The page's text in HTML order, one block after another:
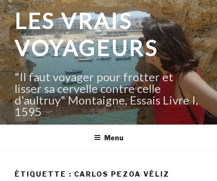
Aller
au
contenu
principal
LES VRAIS
VOYAGEURS
"Il faut voyager pour frotter et
lisser sa cervelle contre celle
d'aultruy" Montaigne, Essais Livre I,
1595
Menu
ÉTIQUETTE : CARLOS PEZOA VÉLIZ